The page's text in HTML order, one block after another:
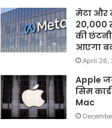
मेटा और
20,000
की
आएगा
April 26,
Apple
सिम
Mac